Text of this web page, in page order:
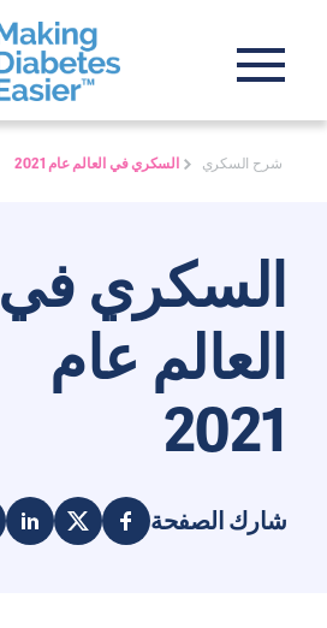
شرح السكري السكري في العالم عام 2021
السكري في
العالم عام
2021
شارك الصفحة